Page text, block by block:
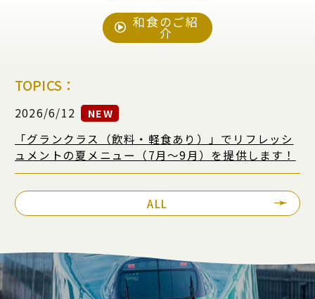
和食のご紹
介
TOPICS：
2026/6/12 NEW
「グランクラス（飲料・軽食あり）」でリフレッシ
ュメントの夏メニュー（7月〜9月）を提供します！
2026/7/1 NEW
「グランクラス」リフレッシュメントに夏メニュー
（7月～9月）が登場！
2026/6/12 NEW
「グランクラス（飲料・軽食あり）」でリフレッシ
ュメントの夏メニュー（7月〜9月）を提供します！
2026/7/1 NEW
「グランクラス」リフレッシュメントに夏メニュー
（7月～9月）が登場！
ALL